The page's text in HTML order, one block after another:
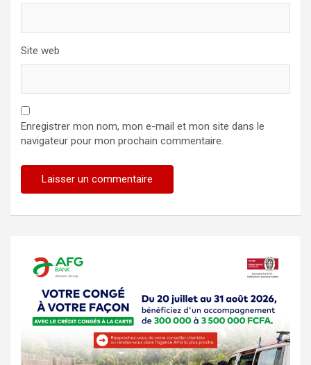
Site web
Enregistrer mon nom, mon e-mail et mon site dans le
navigateur pour mon prochain commentaire.